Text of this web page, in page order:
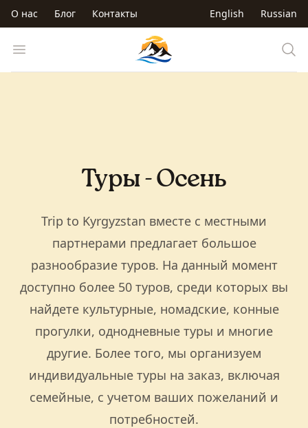
Перейти к основному содержанию
О нас Блог Контакты English Russian
Open menu Trip to Kyrgyzstan
Туры - Осень
Trip to Kyrgyzstan вместе с местными
партнерами предлагает большое
разнообразие туров. На данный момент
доступно более 50 туров, среди которых вы
найдете культурные, номадские, конные
прогулки, однодневные туры и многие
другие. Более того, мы организуем
индивидуальные туры на заказ, включая
семейные, с учетом ваших пожеланий и
потребностей.